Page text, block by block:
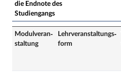
die Endnote des
Studiengangs
Modulveran­
staltung
Lehrveranstaltungs­
form